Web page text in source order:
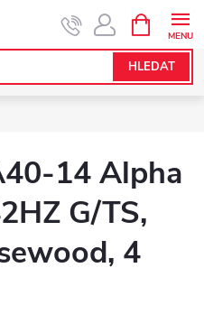
HLEDAT
NÁKUPNÍ
KOŠÍK
14 Alpha
G/TS,
4